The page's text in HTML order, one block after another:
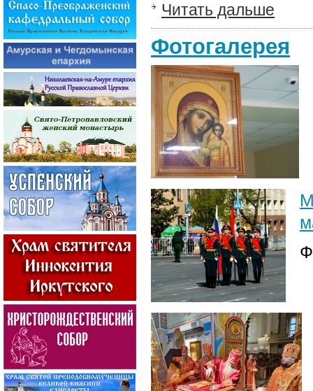
Читать дальше
Фотогалерея